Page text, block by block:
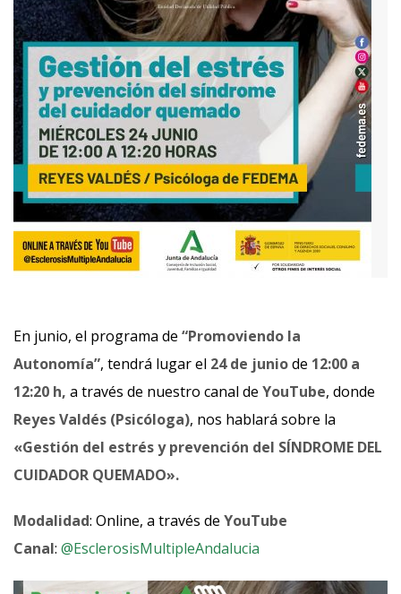
En junio, el programa de “Promoviendo la
Autonomía”, tendrá lugar el 24 de juniode 12:00 a
12:20 h, a través de nuestro canal de YouTube, donde
Reyes Valdés (Psicóloga), nos hablará sobre la
«Gestión del estrés y prevención del SÍNDROME DEL
CUIDADOR QUEMADO».
Modalidad: Online, a través de YouTube
Canal: @EsclerosisMultipleAndalucia